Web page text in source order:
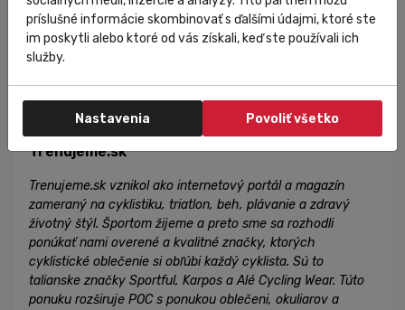
vhodný a pohodlný materiál.
Napísal
Trenujeme.sk
Trenujeme.sk vznikol ako internetový portál a magazín
zameraný na cyklistiku, triatlon, beh, plávanie a zdravý
životný štýl. Športom žijeme a preto sme sa rozhodli
ponúkať nami overené a kvalitné značky, ktorých
cyklistické oblečenie si obľúbi každý cyklista. Sú to
talianske značky Sportful, Karpos a Alé Cycling Wear. Túto
ponuku rozširuje POC s ponukou oblečeni, okuliarov a
príslušné informácie skombinovať s ďalšími údajmi, ktoré ste
im poskytli alebo ktoré od vás získali, keď ste používali ich
služby.
Nastavenia Povoliť všetko